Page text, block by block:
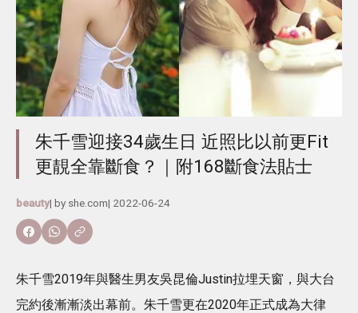
朱千雪迎接34歲生日 近照比以前更Fit
更靚全靠斷食？｜附168斷食法貼士
beauty| by she.com| 2022-06-24
朱千雪2019年與醫生男友吳昆倫Justin拉埋天窗，與大台
完約後漸漸淡出幕前。朱千雪更在2020年正式成為大律